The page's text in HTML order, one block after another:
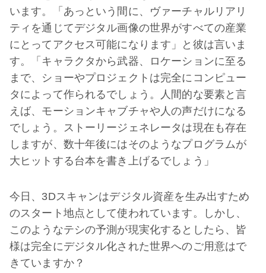
います。「あっという間に、ヴァーチャルリアリ
ティを通じてデジタル画像の世界がすべての産業
にとってアクセス可能になります」と彼は言いま
す。「キャラクタから武器、ロケーションに至る
まで、ショーやプロジェクトは完全にコンピュー
タによって作られるでしょう。人間的な要素と言
えば、モーションキャブチャや人の声だけになる
でしょう。ストーリージェネレータは現在も存在
しますが、数十年後にはそのようなプログラムが
大ヒットする台本を書き上げるでしょう」
今日、3Dスキャンはデジタル資産を生み出すため
のスタート地点として使われています。しかし、
このようなテシの予測が現実化するとしたら、皆
様は完全にデジタル化された世界へのご用意はで
きていますか？